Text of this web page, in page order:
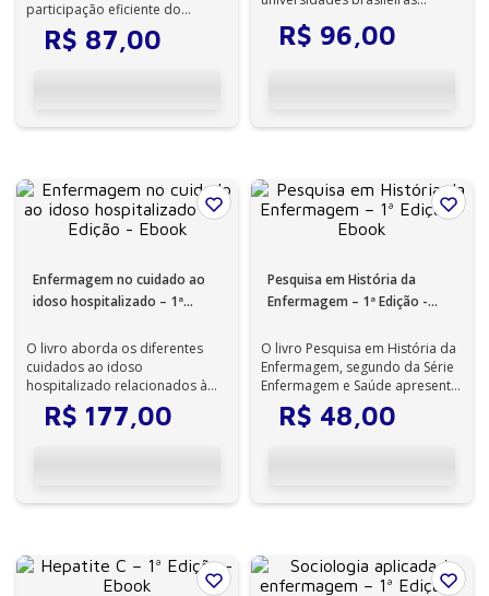
participação eficiente do
profissional da enfermagem na
área das polí...
R$ 87,00
apresenta as relações...
R$ 96 00
Enfermagem no cuidado ao
idoso hospitalizado – 1ª
O livro aborda os diferentes
cuidados ao idoso
hospitalizado relacionados à
enfermagem desde o conceito
de geriatria e g...
R$ 177,00
Pesquisa em História da
Enfermagem – 1ª Edição -
O livro Pesquisa em História da
Enfermagem, segundo da Série
Enfermagem e Saúde apresenta
as metodologias de pesquisa
ut...R$ 48,00